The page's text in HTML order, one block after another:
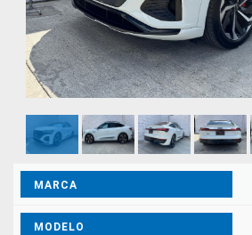
MARCA
MODELO